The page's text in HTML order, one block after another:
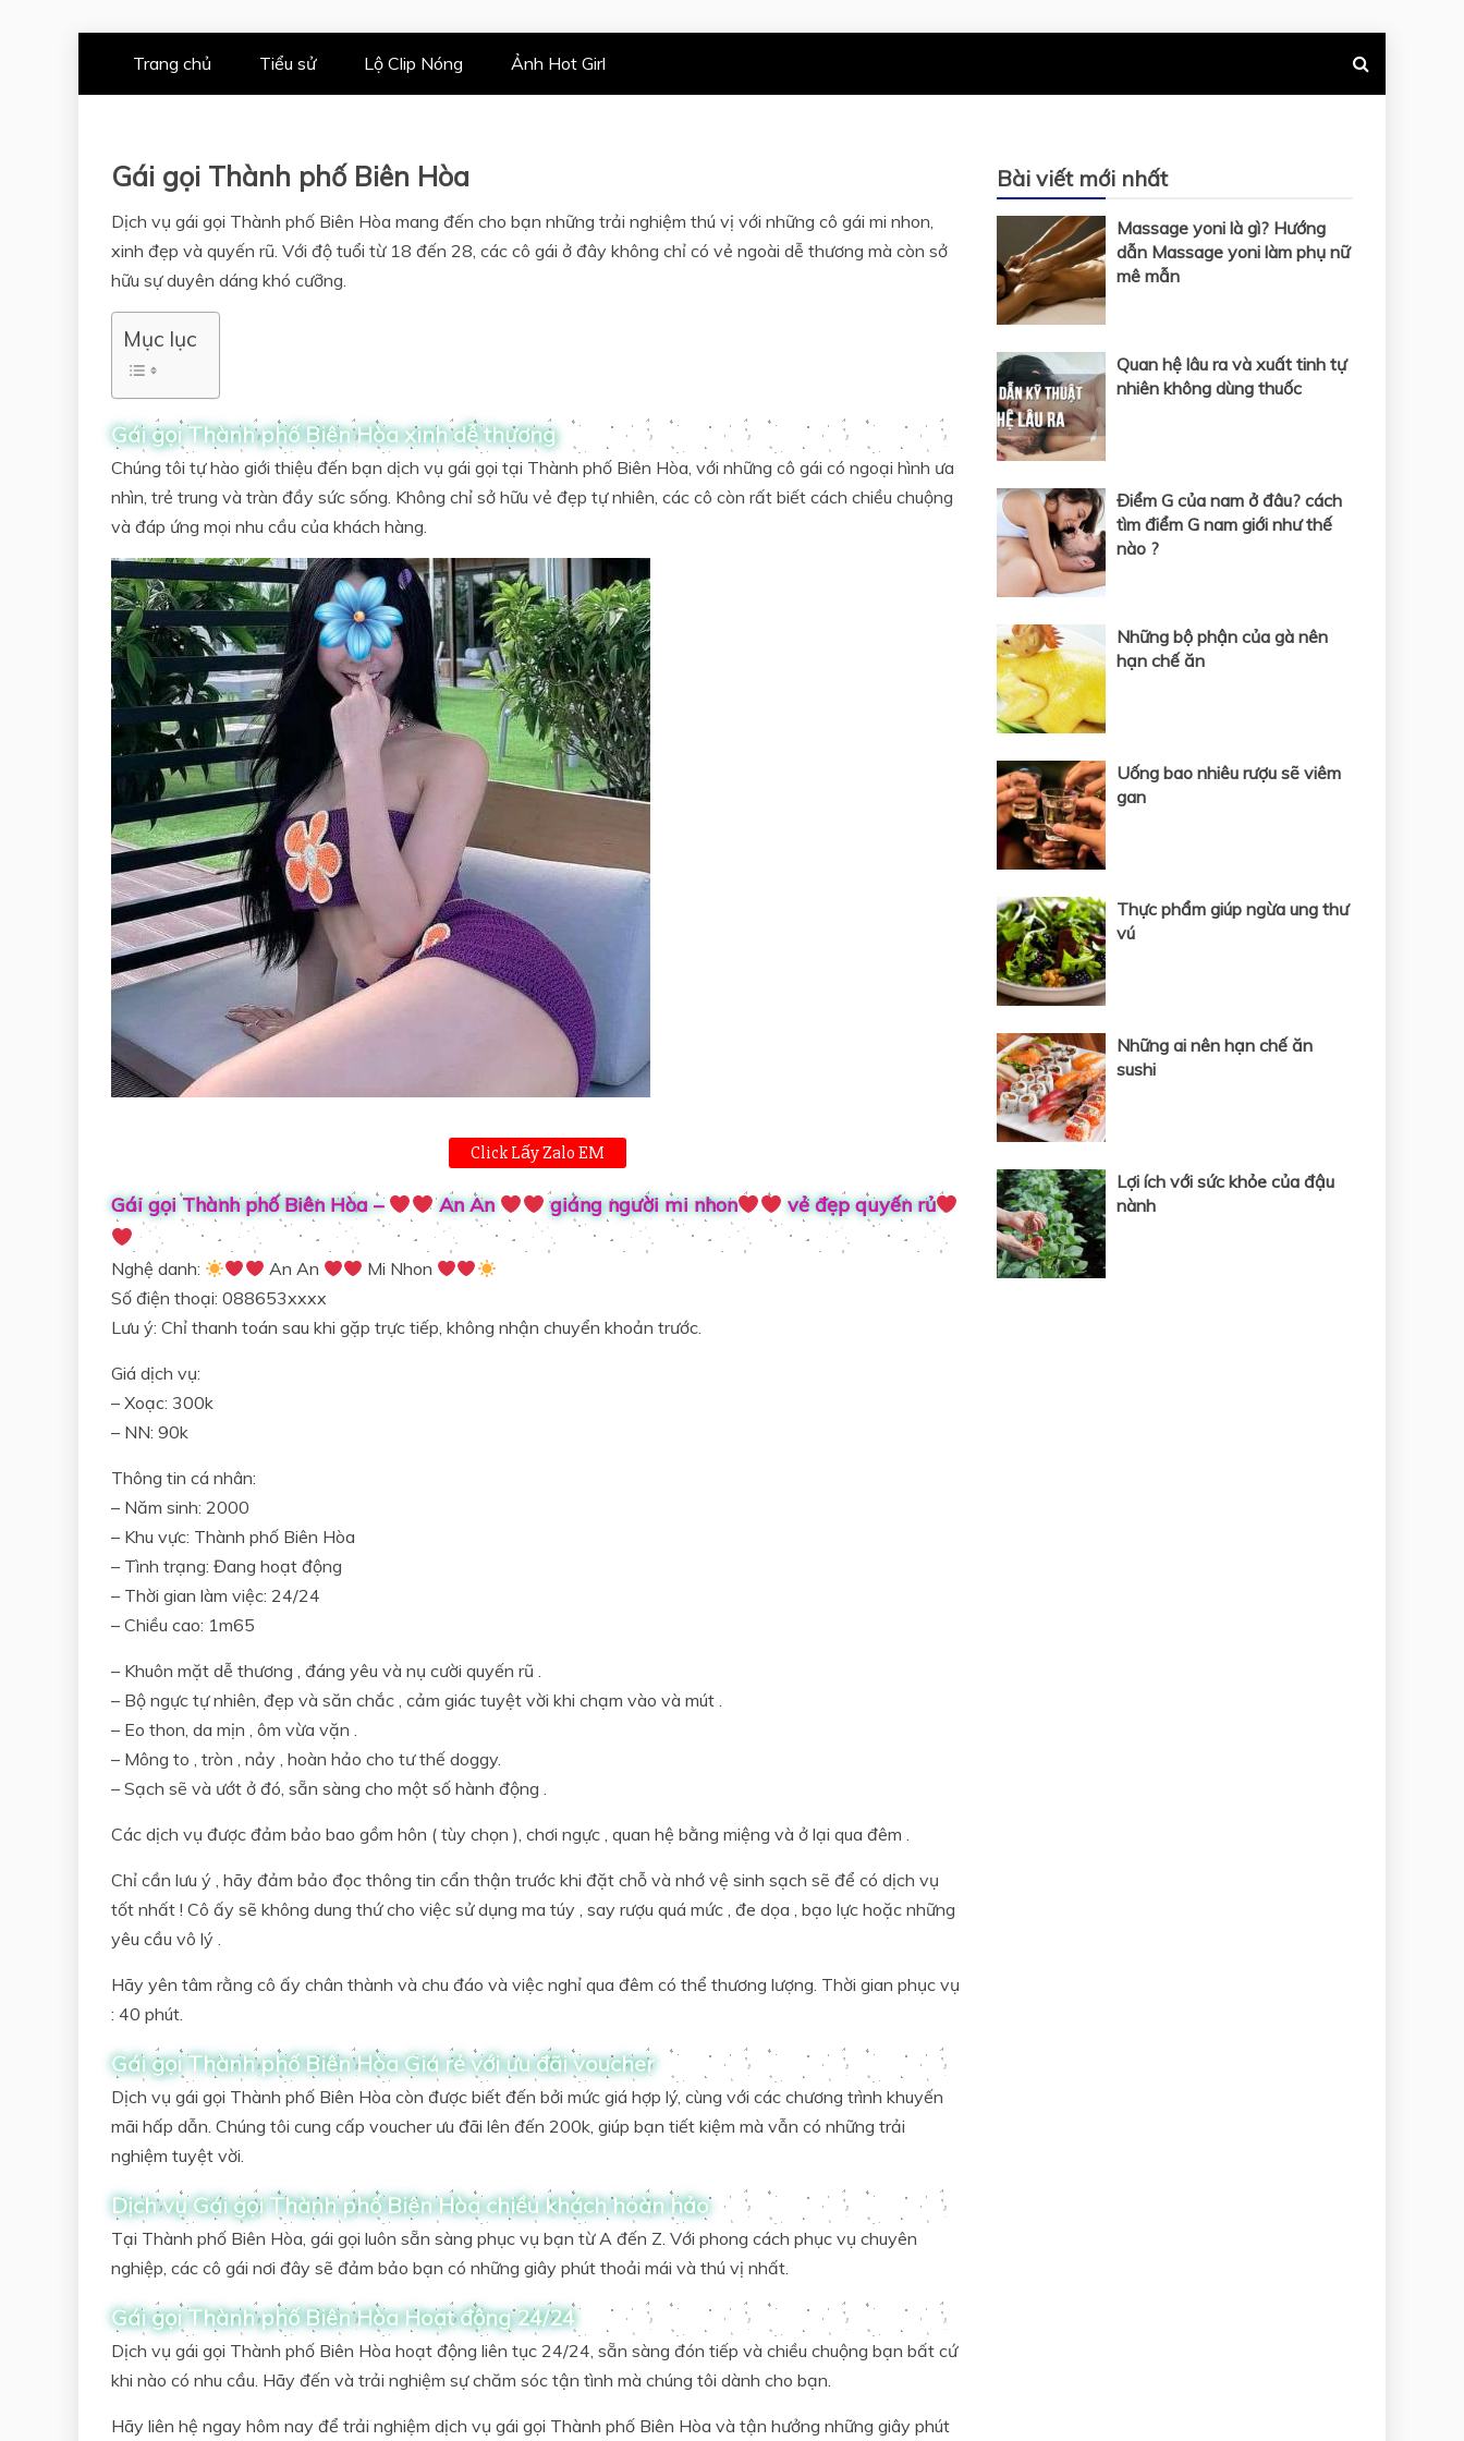
Trang chủ Tiểu sử Lộ Clip Nóng Ảnh Hot Girl
Gái gọi Thành phố Biên Hòa
Dịch vụ gái gọi Thành phố Biên Hòa mang đến cho bạn những trải nghiệm thú vị với những cô gái mi nhon,
xinh đẹp và quyến rũ. Với độ tuổi từ 18 đến 28, các cô gái ở đây không chỉ có vẻ ngoài dễ thương mà còn sở
hữu sự duyên dáng khó cưỡng.
Mục lục
Gái gọi Thành phố Biên Hòa xinh dễ thương
Chúng tôi tự hào giới thiệu đến bạn dịch vụ gái gọi tại Thành phố Biên Hòa, với những cô gái có ngoại hình ưa
nhìn, trẻ trung và tràn đầy sức sống. Không chỉ sở hữu vẻ đẹp tự nhiên, các cô còn rất biết cách chiều chuộng
và đáp ứng mọi nhu cầu của khách hàng.
Click Lấy Zalo EM
Gái gọi Thành phố Biên Hòa – An An giáng người mi nhon vẻ đẹp quyến rủ
Nghệ danh: An An
Mi Nhon
Số điện thoại: 088653xxxx
Lưu ý: Chỉ thanh toán sau khi gặp trực tiếp, không nhận chuyển khoản trước.
Giá dịch vụ:
– Xoạc: 300k
– NN: 90k
Thông tin cá nhân:
– Năm sinh: 2000
– Khu vực: Thành phố Biên Hòa
– Tình trạng: Đang hoạt động
– Thời gian làm việc: 24/24
– Chiều cao: 1m65
– Khuôn mặt dễ thương , đáng yêu và nụ cười quyến rũ .
– Bộ ngực tự nhiên, đẹp và săn chắc , cảm giác tuyệt vời khi chạm vào và mút .
– Eo thon, da mịn , ôm vừa vặn .
– Mông to , tròn , nảy , hoàn hảo cho tư thế doggy.
– Sạch sẽ và ướt ở đó, sẵn sàng cho một số hành động .
Các dịch vụ được đảm bảo bao gồm hôn ( tùy chọn ), chơi ngực , quan hệ bằng miệng và ở lại qua đêm .
Chỉ cần lưu ý , hãy đảm bảo đọc thông tin cẩn thận trước khi đặt chỗ và nhớ vệ sinh sạch sẽ để có dịch vụ
tốt nhất ! Cô ấy sẽ không dung thứ cho việc sử dụng ma túy , say rượu quá mức , đe dọa , bạo lực hoặc những
yêu cầu vô lý .
Hãy yên tâm rằng cô ấy chân thành và chu đáo và việc nghỉ qua đêm có thể thương lượng. Thời gian phục vụ
: 40 phút.
Gái gọi Thành phố Biên Hòa Giá rẻ với ưu đãi voucher
Dịch vụ gái gọi Thành phố Biên Hòa còn được biết đến bởi mức giá hợp lý, cùng với các chương trình khuyến
mãi hấp dẫn. Chúng tôi cung cấp voucher ưu đãi lên đến 200k, giúp bạn tiết kiệm mà vẫn có những trải
nghiệm tuyệt vời.
Dịch vụ Gái gọi Thành phố Biên Hòa chiều khách hoàn hảo
Tại Thành phố Biên Hòa, gái gọi luôn sẵn sàng phục vụ bạn từ A đến Z. Với phong cách phục vụ chuyên
nghiệp, các cô gái nơi đây sẽ đảm bảo bạn có những giây phút thoải mái và thú vị nhất.
Gái gọi Thành phố Biên Hòa Hoạt động 24/24
Dịch vụ gái gọi Thành phố Biên Hòa hoạt động liên tục 24/24, sẵn sàng đón tiếp và chiều chuộng bạn bất cứ
khi nào có nhu cầu. Hãy đến và trải nghiệm sự chăm sóc tận tình mà chúng tôi dành cho bạn.
Hãy liên hệ ngay hôm nay để trải nghiệm dịch vụ gái gọi Thành phố Biên Hòa và tận hưởng những giây phút
Bài viết mới nhất
Massage yoni là gì? Hướng
dẫn Massage yoni làm phụ nữ
mê mẫn
Quan hệ lâu ra và xuất tinh tự
nhiên không dùng thuốc
Điểm G của nam ở đâu? cách
tìm điểm G nam giới như thế
nào ?
Những bộ phận của gà nên
hạn chế ăn
Uống bao nhiêu rượu sẽ viêm
gan
Thực phẩm giúp ngừa ung thư
vú
Những ai nên hạn chế ăn
sushi
Lợi ích với sức khỏe của đậu
nành